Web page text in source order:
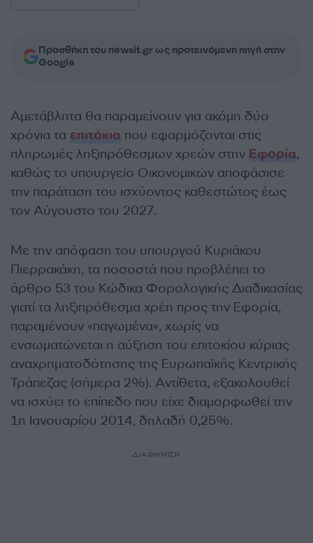
Προσθήκη του newsit.gr ως προτεινόμενη πηγή στην
Google
Αμετάβλητα θα παραμείνουν για ακόμη δύο
χρόνια τα επιτόκια που εφαρμόζονται στις
πληρωμές ληξιπρόθεσμων χρεών στην Εφορία,
καθώς το υπουργείο Οικονομικών αποφάσισε
την παράταση του ισχύοντος καθεστώτος έως
τον Αύγουστο του 2027.
Με την απόφαση του υπουργού Κυριάκου
Πιερρακάκη, τα ποσοστά που προβλέπει το
άρθρο 53 του Κώδικα Φορολογικής Διαδικασίας
γιατί τα ληξιπρόθεσμα χρέη προς την Εφορία,
παραμένουν «παγωμένα», χωρίς να
ενσωματώνεται η αύξηση του επιτοκίου κύριας
αναχρηματοδότησης της Ευρωπαϊκής Κεντρικής
Τράπεζας (σήμερα 2%). Αντίθετα, εξακολουθεί
να ισχύει το επίπεδο που είχε διαμορφωθεί την
1η Ιανουαρίου 2014, δηλαδή 0,25%.
ΔΙΑΦΗΜΙΣΗ